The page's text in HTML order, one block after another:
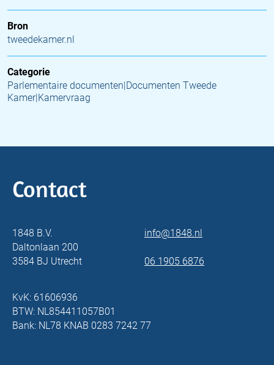
Bron
tweedekamer.nl
Categorie
Parlementaire documenten|Documenten Tweede
Kamer|Kamervraag
Contact
1848 B.V.
Daltonlaan 200
3584 BJ Utrecht
info@1848.nl
06 1905 6876
KvK: 61606936
BTW: NL854411057B01
Bank: NL78 KNAB 0283 7242 77